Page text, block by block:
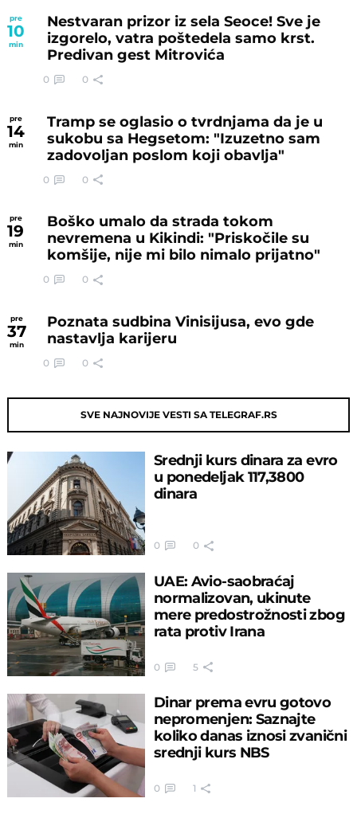
pre
10
min
Nestvaran prizor iz sela Seoce! Sve je
izgorelo, vatra poštedela samo krst.
Predivan gest Mitrovića
0 0
pre
14
min
Tramp se oglasio o tvrdnjama da je u
sukobu sa Hegsetom: "Izuzetno sam
zadovoljan poslom koji obavlja"
0 0
pre
19
min
Boško umalo da strada tokom
nevremena u Kikindi: "Priskočile su
komšije, nije mi bilo nimalo prijatno"
0 0
pre
37
min
Poznata sudbina Vinisijusa, evo gde
nastavlja karijeru
0 0
SVE NAJNOVIJE VESTI SA TELEGRAF.RS
Srednji kurs dinara za evro
u ponedeljak 117,3800
dinara
0 0
UAE: Avio-saobraćaj
normalizovan, ukinute
mere predostrožnosti zbog
rata protiv Irana
0 5
Dinar prema evru gotovo
nepromenjen: Saznajte
koliko danas iznosi zvanični
srednji kurs NBS
0 1